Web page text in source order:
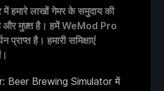
हमारे लाखों गेमर के समुदाय की
और मुफ़्त है। हमें WeMod Pro
प्राप्त है। हमारी समिक्षाएं
Beer Brewing Simulator में